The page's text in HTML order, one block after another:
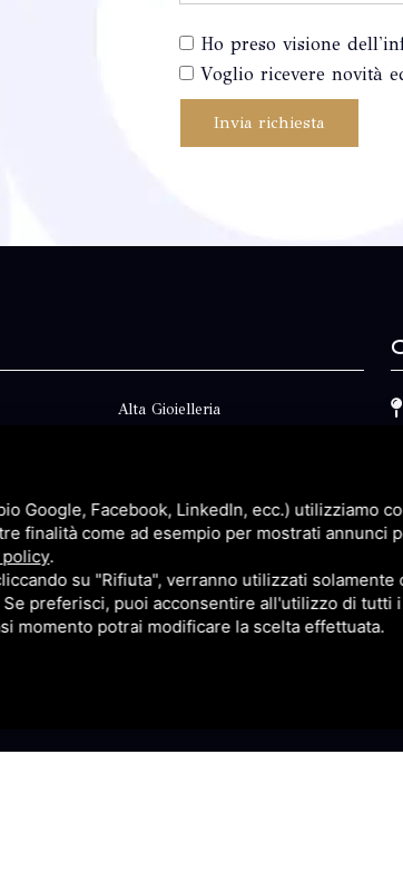
Ho preso visione
Voglio ricevere novità
Invia richiesta
Alta Gioielleria
Faq
Privacy
Google, Facebook, LinkedIn, ecc.) utilizziamo
finalità come ad esempio per mostrati annunci
.
su "Rifiuta", verranno utilizzati
preferisci, puoi acconsentire all'utilizzo di tutti
momento potrai modificare la scelta effettuata.